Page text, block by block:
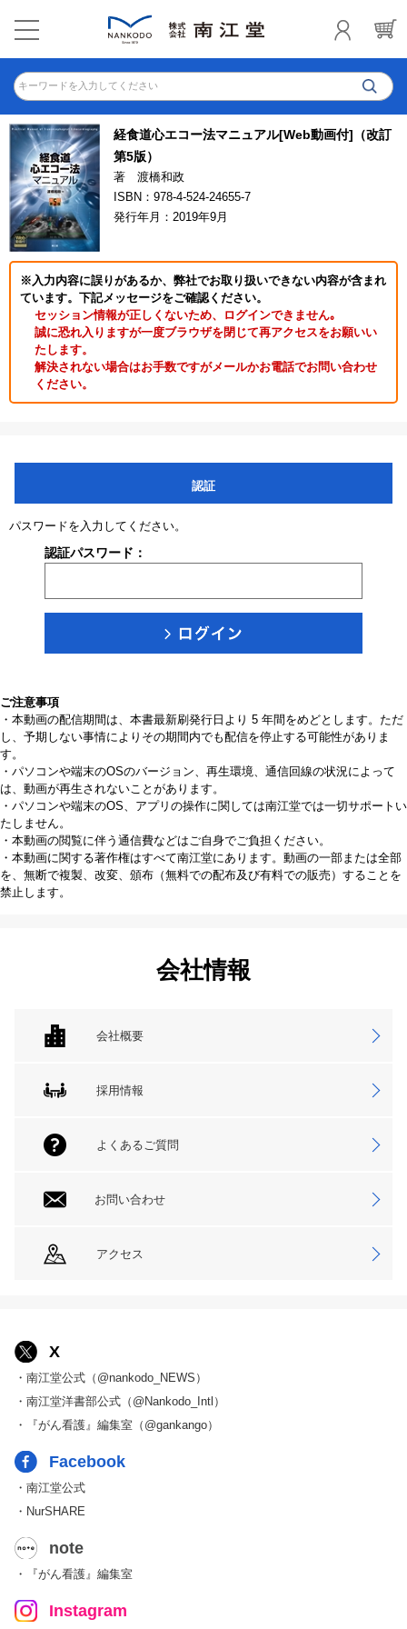
キーワードを入力してください
経食道心エコー法マニュアル[Web動画付]（改訂
第5版）
著 渡橋和政
ISBN：978-4-524-24655-7
発行年月：2019年9月
※入力内容に誤りがあるか、弊社でお取り扱いできない内容が含まれ
ています。下記メッセージをご確認ください。
セッション情報が正しくないため、ログインできません｡
誠に恐れ入りますが一度ブラウザを閉じて再アクセスをお願いい
たします。
解決されない場合はお手数ですがメールかお電話でお問い合わせ
ください。
認証
パスワードを入力してください。
認証パスワード：
ご注意事項
・本動画の配信期間は、本書最新刷発行日より 5 年間をめどとします。ただ
し、予期しない事情によりその期間内でも配信を停止する可能性がありま
す。
・パソコンや端末のOSのバージョン、再生環境、通信回線の状況によって
は、動画が再生されないことがあります。
・パソコンや端末のOS、アプリの操作に関しては南江堂では一切サポートい
たしません。
・本動画の閲覧に伴う通信費などはご自身でご負担ください。
・本動画に関する著作権はすべて南江堂にあります。動画の一部または全部
を、無断で複製、改変、頒布（無料での配布及び有料での販売）することを
禁止します。
会社情報
会社概要
採用情報
よくあるご質問
お問い合わせ
アクセス
X
・南江堂公式（@nankodo_NEWS）
・南江堂洋書部公式（@Nankodo_Intl）
・『がん看護』編集室（@gankango）
Facebook
・南江堂公式
・NurSHARE
note
・『がん看護』編集室
Instagram